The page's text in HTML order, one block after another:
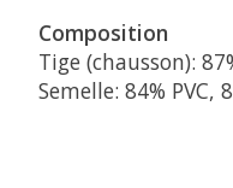
Composition
Tige (chausson):
Semelle: 84% PVC,